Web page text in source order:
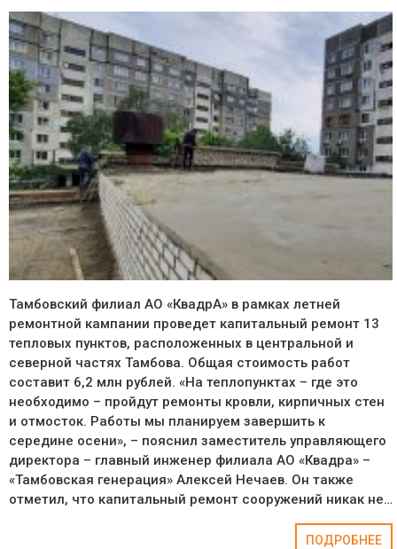
Тамбовский филиал АО «КвадрА» в рамках летней
ремонтной кампании проведет капитальный ремонт 13
тепловых пунктов, расположенных в центральной и
северной частях Тамбова. Общая стоимость работ
составит 6,2 млн рублей. «На теплопунктах – где это
необходимо – пройдут ремонты кровли, кирпичных стен
и отмосток. Работы мы планируем завершить к
середине осени», – пояснил заместитель управляющего
директора – главный инженер филиала АО «Квадра» –
«Тамбовская генерация» Алексей Нечаев. Он также
отметил, что капитальный ремонт сооружений никак не…
ПОДРОБНЕЕ